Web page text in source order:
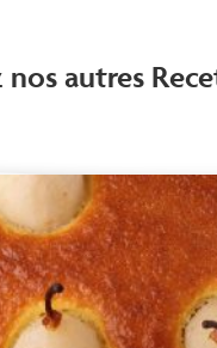
nos autres